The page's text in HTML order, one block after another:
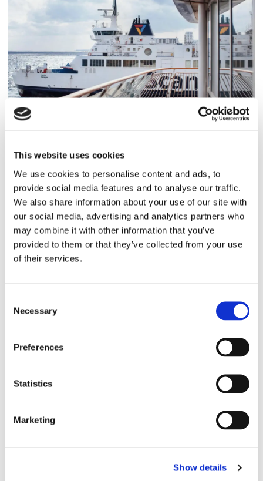
This website uses cookies
We use cookies to personalise content and ads, to
provide social media features and to analyse our traffic.
We also share information about your use of our site with
our social media, advertising and analytics partners who
may combine it with other information that you’ve
provided to them or that they’ve collected from your use
of their services.
Selection
Necessary
Preferences
Statistics
Marketing
Show details
PASSAGERARSJÖFART
Hamlet får bistrobar
PASSAGERARSJÖFART